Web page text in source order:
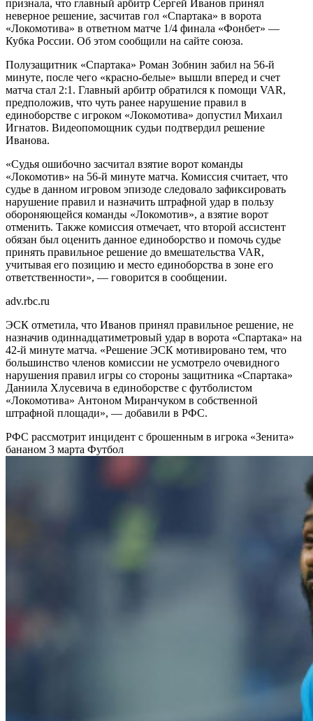
признала, что главный арбитр Сергей Иванов принял
неверное решение, засчитав гол «Спартака» в ворота
«Локомотива» в ответном матче 1/4 финала «Фонбет» —
Кубка России. Об этом сообщили на сайте союза.
Полузащитник «Спартака» Роман Зобнин забил на 56-й
минуте, после чего «красно-белые» вышли вперед и счет
матча стал 2:1. Главный арбитр обратился к помощи VAR,
предположив, что чуть ранее нарушение правил в
единоборстве с игроком «Локомотива» допустил Михаил
Игнатов. Видеопомощник судьи подтвердил решение
Иванова.
«Судья ошибочно засчитал взятие ворот команды
«Локомотив» на 56-й минуте матча. Комиссия считает, что
судье в данном игровом эпизоде следовало зафиксировать
нарушение правил и назначить штрафной удар в пользу
обороняющейся команды «Локомотив», а взятие ворот
отменить. Также комиссия отмечает, что второй ассистент
обязан был оценить данное единоборство и помочь судье
принять правильное решение до вмешательства VAR,
учитывая его позицию и место единоборства в зоне его
ответственности», — говорится в сообщении.
adv.rbc.ru
ЭСК отметила, что Иванов принял правильное решение, не
назначив одиннадцатиметровый удар в ворота «Спартака» на
42-й минуте матча. «Решение ЭСК мотивировано тем, что
большинство членов комиссии не усмотрело очевидного
нарушения правил игры со стороны защитника «Спартака»
Даниила Хлусевича в единоборстве с футболистом
«Локомотива» Антоном Миранчуком в собственной
штрафной площади», — добавили в РФС.
РФС рассмотрит инцидент с брошенным в игрока «Зенита»
бананом 3 марта Футбол